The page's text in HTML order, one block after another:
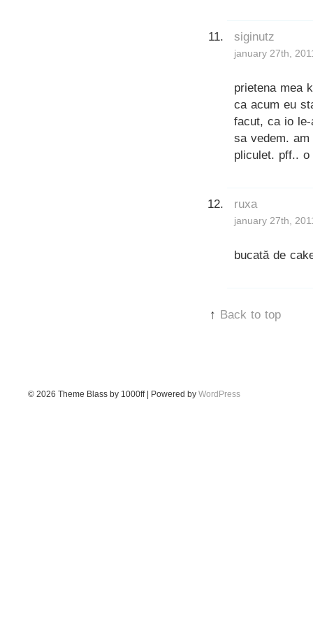
siginutz
january 27th,
prietena mea
ca acum eu
facut, ca io
sa vedem.
pliculet. pff..
ruxa
january 27th,
bucată de
↑ Back to top
© 2026 Theme Blass by 1000ff | Powered by WordPress